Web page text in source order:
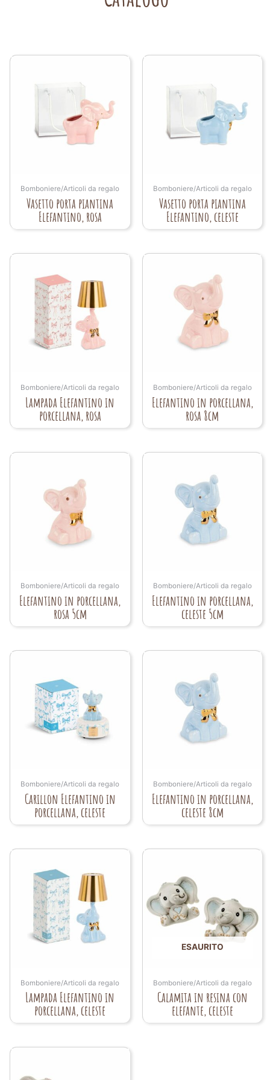
Bomboniere/Articoli da regalo
Vasetto porta piantina
Elefantino, rosa
Bomboniere/Articoli da regalo
Vasetto porta piantina
Elefantino, celeste
Bomboniere/Articoli da regalo
Lampada Elefantino in
porcellana, rosa
Bomboniere/Articoli da regalo
Elefantino in porcellana,
rosa 8cm
Bomboniere/Articoli da regalo
Elefantino in porcellana,
rosa 5cm
Bomboniere/Articoli da regalo
Elefantino in porcellana,
celeste 5cm
Bomboniere/Articoli da regalo
Carillon Elefantino in
porcellana, celeste
Bomboniere/Articoli da regalo
Elefantino in porcellana,
celeste 8cm
Bomboniere/Articoli da regalo
Lampada Elefantino in
porcellana, celeste
ESAURITO
Bomboniere/Articoli da regalo
Calamita in resina con
elefante, celeste